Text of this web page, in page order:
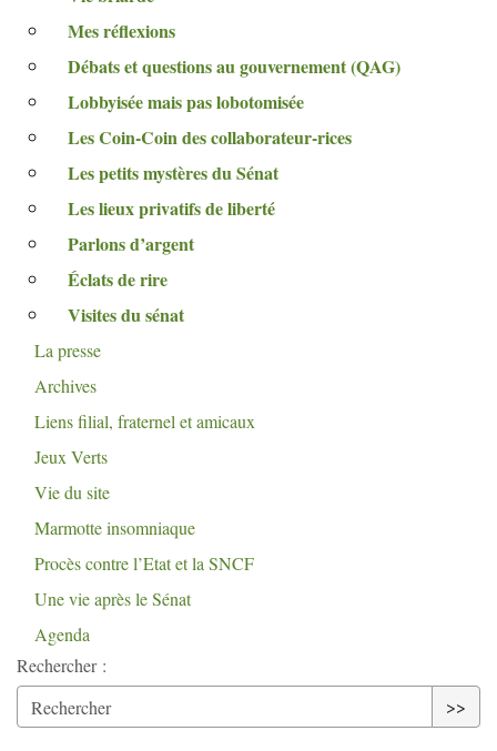
Mes réflexions
Débats et questions au gouvernement (QAG)
Lobbyisée mais pas lobotomisée
Les Coin-Coin des collaborateur-rices
Les petits mystères du Sénat
Les lieux privatifs de liberté
Parlons d’argent
Éclats de rire
Visites du sénat
La presse
Archives
Liens filial, fraternel et amicaux
Jeux Verts
Vie du site
Marmotte insomniaque
Procès contre l’Etat et laSNCF
Une vie après le Sénat
Agenda
Rechercher :
>>